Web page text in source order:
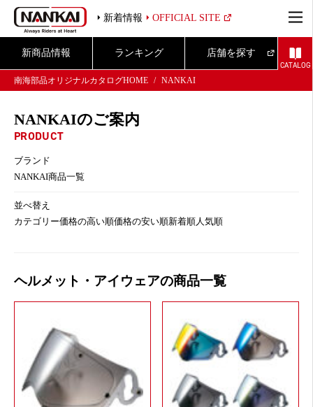
新着情報 OFFICIAL SITE
新商品情報 ランキング 店舗を探す
CATALOG
南海部品オリジナルカタログHOME
NANKAI
NANKAIのご案内
PRODUCT
ブランド
NANKAI商品一覧
並べ替え
カテゴリー価格の高い順価格の安い順新着順人気順
ヘルメット・アイウェアの商品一覧